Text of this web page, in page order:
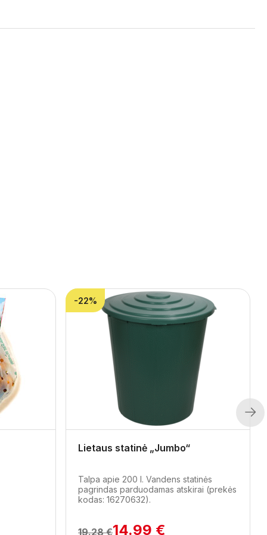
-22%
Lietaus statinė „Jumbo“
Talpa apie 200 l. Vandens statinės
pagrindas parduodamas atskirai (prekės
kodas: 16270632).
19.28 €14.99 €
Next